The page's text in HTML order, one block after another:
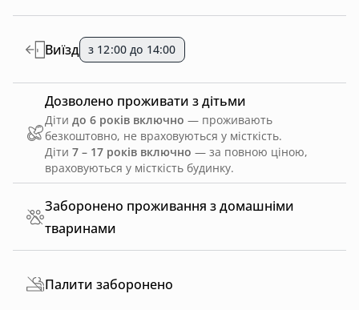
Заборонено проживання з домашніми
тваринами
Виїзд з 12:00 до 14:00
Дозволено проживати з дітьми
Діти до 6 років включно — проживають
безкоштовно, не враховуються у місткість.
Діти 7 – 17 років включно — за повною ціною,
враховуються у місткість будинку.
Палити заборонено